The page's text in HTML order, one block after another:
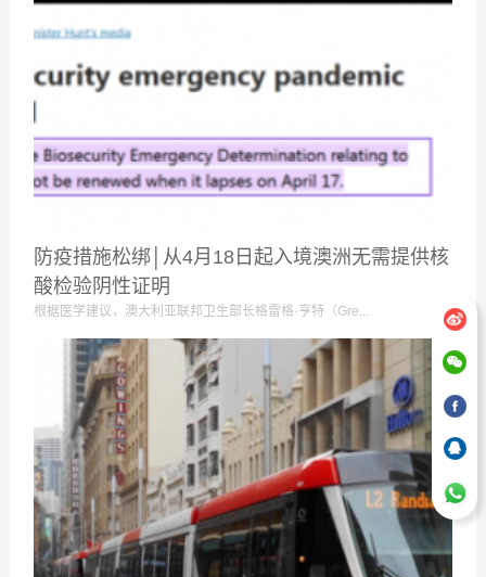
防疫措施松绑│从4月18日起入境澳洲无需提供核
酸检验阴性证明
根据医学建议，澳大利亚联邦卫生部长格雷格·亨特（Gre...